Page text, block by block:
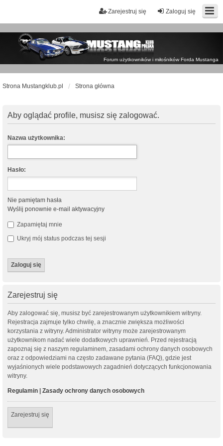
Zaloguj się
Zarejestruj się
Forum użytkowników i miłośników Forda Mustanga
Strona Mustangklub.pl Strona główna
Aby oglądać profile, musisz się zalogować.
Nazwa użytkownika:
Hasło:
Nie pamiętam hasła
Wyślij ponownie e-mail aktywacyjny
Zapamiętaj mnie
Ukryj mój status podczas tej sesji
Zarejestruj się
Aby zalogować się, musisz być zarejestrowanym użytkownikiem witryny.
Rejestracja zajmuje tylko chwilę, a znacznie zwiększa możliwości
korzystania z witryny. Administrator witryny może zarejestrowanym
użytkownikom nadać wiele dodatkowych uprawnień. Przed rejestracją
zapoznaj się z naszym regulaminem, zasadami ochrony danych osobowych
oraz z odpowiedziami na często zadawane pytania (FAQ), gdzie jest
wyjaśnionych wiele podstawowych zagadnień dotyczących funkcjonowania
witryny.
Regulamin | Zasady ochrony danych osobowych
Zarejestruj się